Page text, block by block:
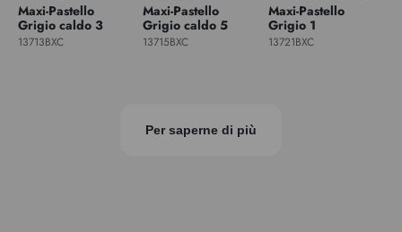
Maxi-Pastello
Grigio caldo 3
13713BXC
Maxi-Pastello
Grigio caldo 5
13715BXC
Maxi-Pastello
Grigio 1
13721BXC
Per saperne di più